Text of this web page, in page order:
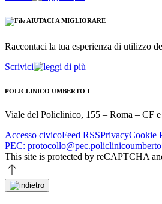
AIUTACI A MIGLIORARE
Raccontaci la tua esperienza di utilizzo
Scrivici
POLICLINICO UMBERTO I
Viale del Policlinico, 155 – Roma – CF
Accesso civicoFeed RSSPrivacyCookie
PEC:
This site is protected by reCAPTCHA